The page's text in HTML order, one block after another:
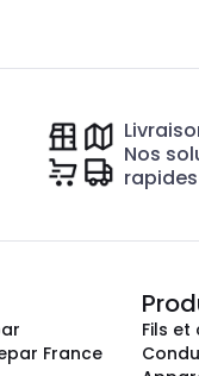
Nos
France
Fils et